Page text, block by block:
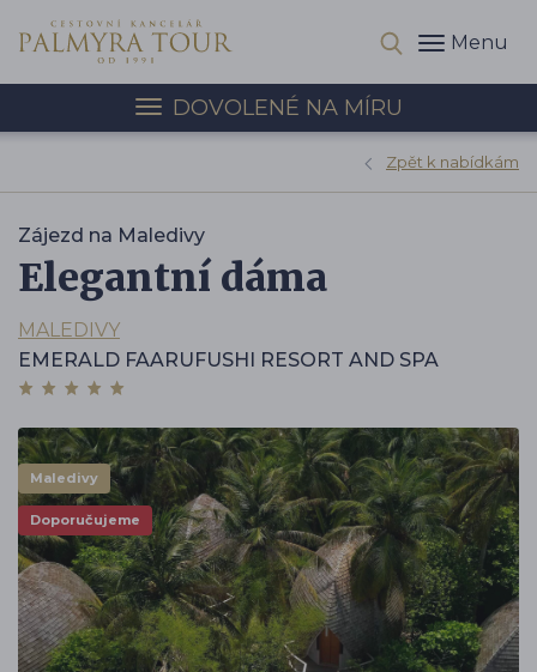
Menu
DOVOLENÉ NA MÍRU
Zpět k nabídkám
Zájezd na Maledivy
Elegantní dáma
MALEDIVY
EMERALD FAARUFUSHI RESORT AND SPA
Maledivy
Doporučujeme